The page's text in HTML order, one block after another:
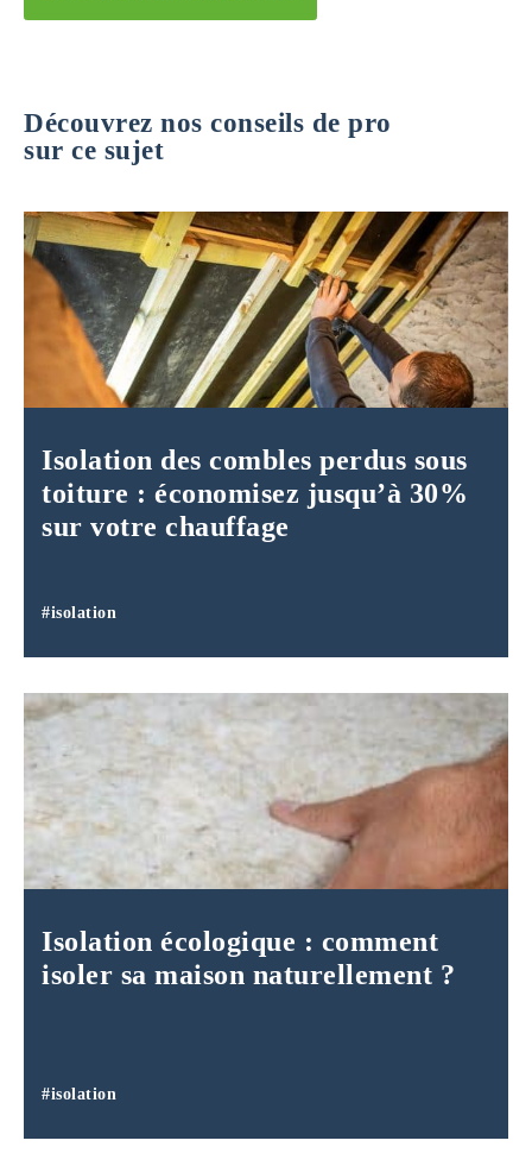
Découvrez nos conseils de pro
sur ce sujet
Isolation des combles perdus sous
toiture : économisez jusqu’à 30%
sur votre chauffage
#isolation
Isolation écologique : comment
isoler sa maison naturellement ?
#isolation